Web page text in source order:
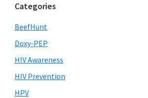
Categories
BeefHunt
Doxy-PEP
HIV Awareness
HIV Prevention
HPV